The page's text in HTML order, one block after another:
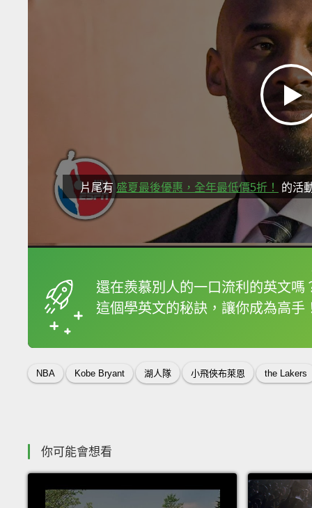
片尾有 盛夏最後優惠，全年最低價5折！ 的活
還在羨慕別人的一口流利的英文嗎
這個學英文的秘訣，讓你成為高手
框選或點兩下字幕可
NBA Kobe Bryant 湖人隊 小飛俠布萊恩 the Lakers
你可能會想看